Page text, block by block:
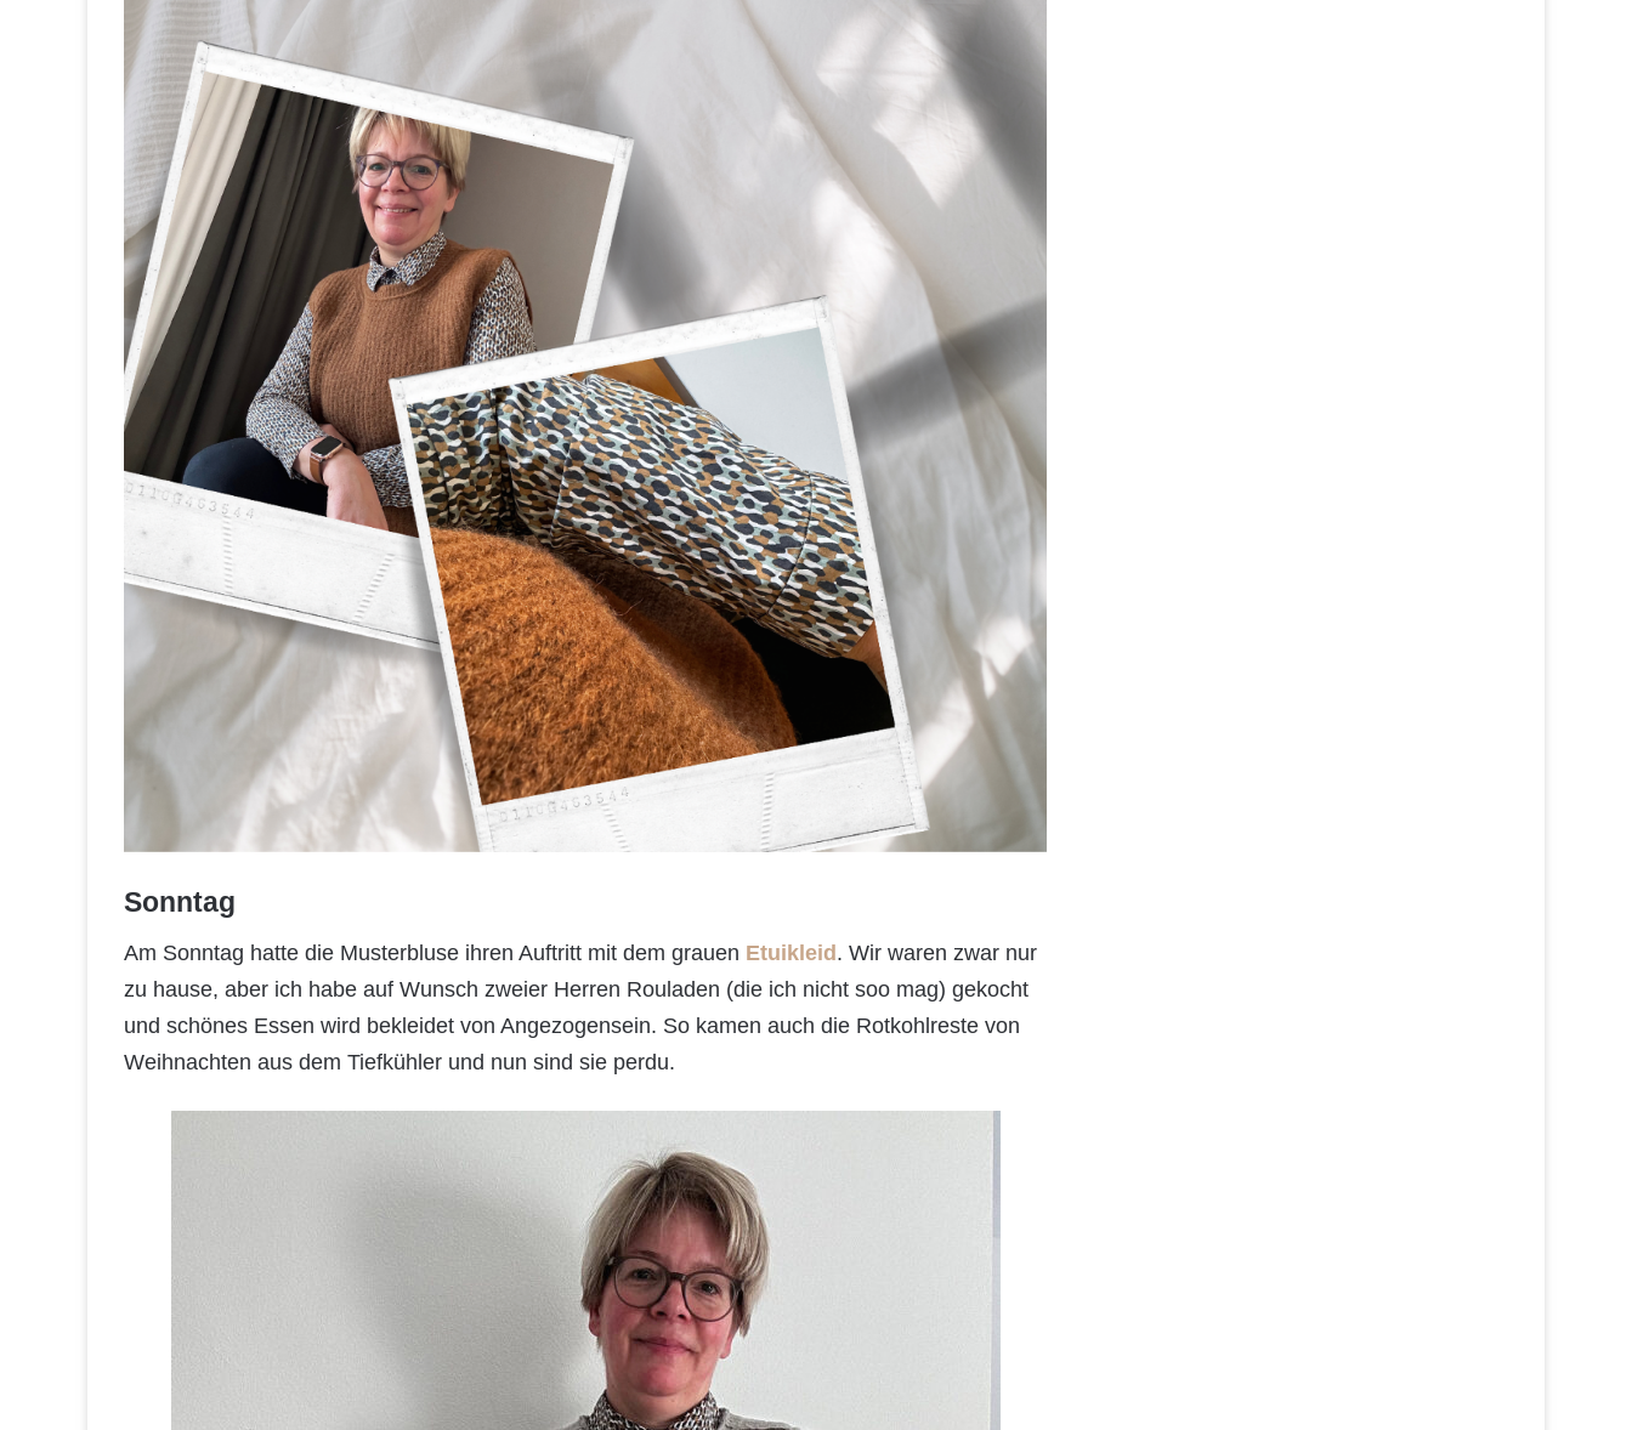
Sonntag
Am Sonntag hatte die Musterbluse ihren Auftritt mit dem grauen Etuikleid . Wir waren zwar nur
zu hause, aber ich habe auf Wunsch zweier Herren Rouladen (die ich nicht soo mag) gekocht
und schönes Essen wird bekleidet von Angezogensein. So kamen auch die Rotkohlreste von
Weihnachten aus dem Tiefkühler und nun sind sie perdu.